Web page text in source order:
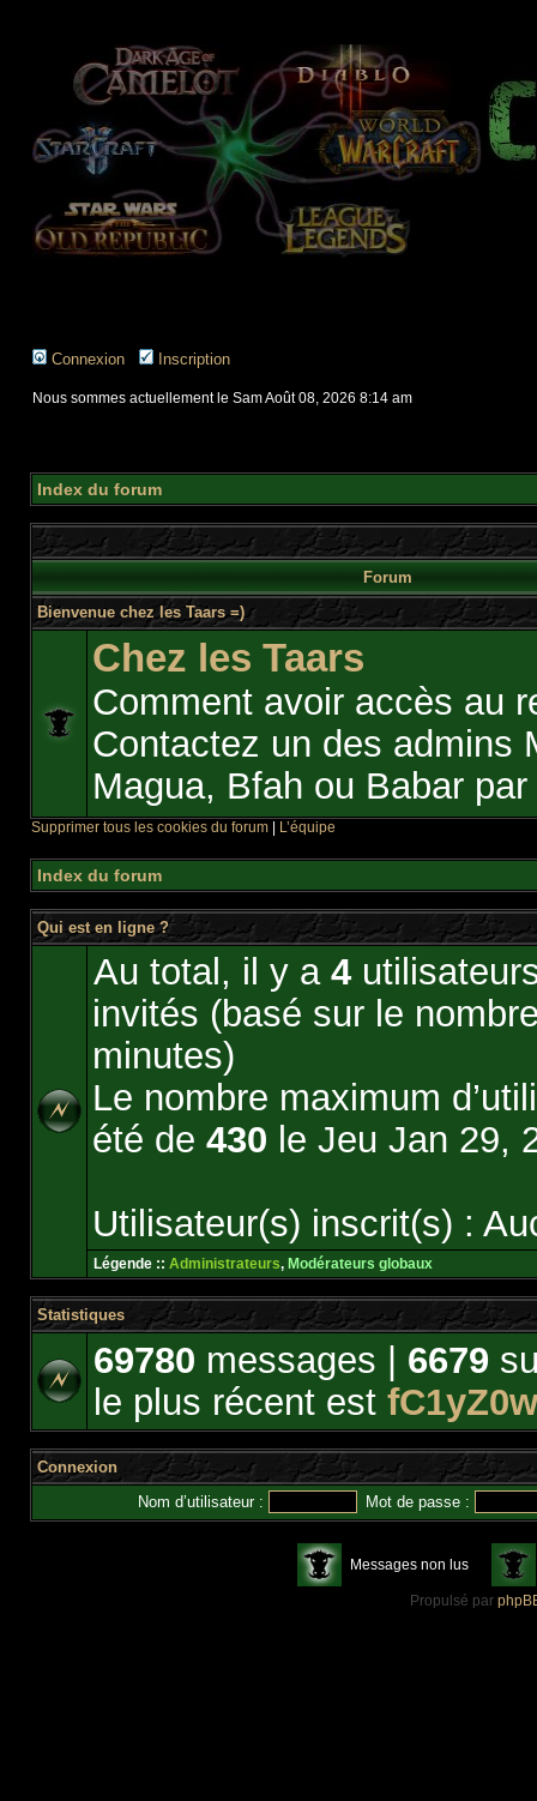
Connexion Inscription
Nous sommes actuellement le Sam Août 08, 2026 8:14 am
Index du forum
Forum
Bienvenue chez les Taars =)
Chez les Taars
Comment avoir accès au
Contactez un des admins
Magua, Bfah ou Babar
Supprimer tous les cookies du forum L’équipe
Index du forum
Qui est en ligne ?
Au total, il y a 4
invités (basé sur le
minutes)
Le nombre maximum
été de 430 le Jeu Jan 29,
Utilisateur(s) inscrit(s) :
Légende :: Administrateurs, Modérateurs globaux
Statistiques
69780 messages | 6679
le plus récent est
Connexion
Nom d’utilisateur :
Mot de passe :
Messages non lus
Propulsé par